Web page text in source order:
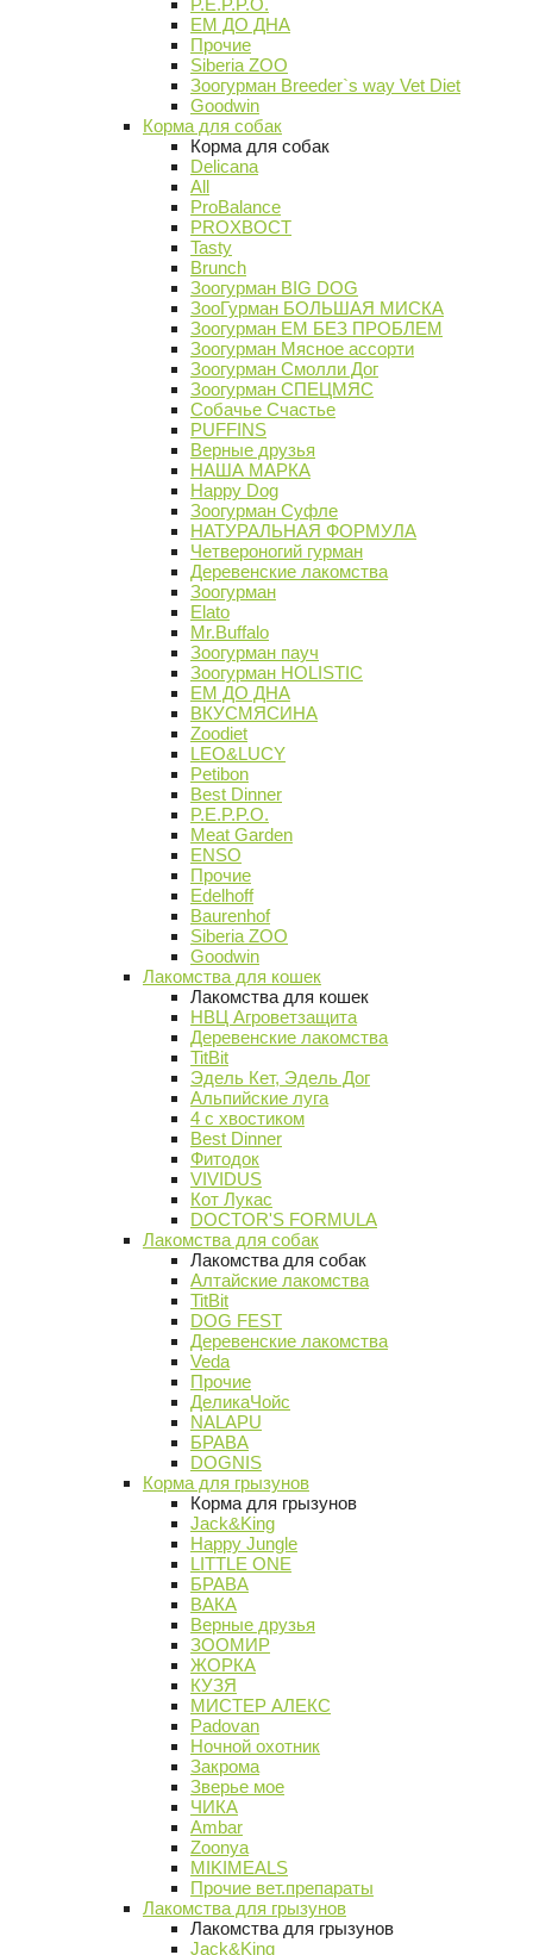
P.E.P.P.O.
ЕМ ДО ДНА
Прочие
Siberia ZOO
Зоогурман Breeder`s way Vet Diet
Goodwin
Корма для собак
Корма для собак
Delicana
All
ProBalance
PROХВОСТ
Tasty
Brunch
Зоогурман BIG DOG
ЗооГурман БОЛЬШАЯ МИСКА
Зоогурман ЕМ БЕЗ ПРОБЛЕМ
Зоогурман Мясное ассорти
Зоогурман Смолли Дог
Зоогурман СПЕЦМЯС
Собачье Счастье
PUFFINS
Верные друзья
НАША МАРКА
Happy Dog
Зоогурман Суфле
НАТУРАЛЬНАЯ ФОРМУЛА
Четвероногий гурман
Деревенские лакомства
Зоогурман
Elato
Mr.Buffalo
Зоогурман пауч
Зоогурман HOLISTIC
ЕМ ДО ДНА
ВКУСМЯСИНА
Zoodiet
LEO&LUCY
Petibon
Best Dinner
P.E.P.P.O.
Meat Garden
ENSO
Прочие
Edelhoff
Baurenhof
Siberia ZOO
Goodwin
Лакомства для кошек
Лакомства для кошек
НВЦ Агроветзащита
Деревенские лакомства
TitBit
Эдель Кет, Эдель Дог
Альпийские луга
4 с хвостиком
Best Dinner
Фитодок
VIVIDUS
Кот Лукас
DOCTOR'S FORMULA
Лакомства для собак
Лакомства для собак
Алтайские лакомства
TitBit
DOG FEST
Деревенские лакомства
Veda
Прочие
ДеликаЧойс
NALAPU
БРАВА
DOGNIS
Корма для грызунов
Корма для грызунов
Jack&King
Happy Jungle
LITTLE ONE
БРАВА
ВАКА
Верные друзья
ЗООМИР
ЖОРКА
КУЗЯ
МИСТЕР АЛЕКС
Padovan
Ночной охотник
Закрома
Зверье мое
ЧИКА
Ambar
Zoonya
MIKIMEALS
Прочие вет.препараты
Лакомства для грызунов
Лакомства для грызунов
Jack&King